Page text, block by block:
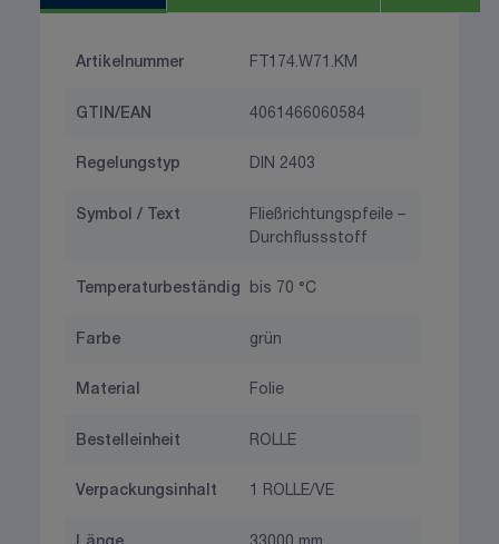
Artikelnummer FT174.W71.KM
GTIN/EAN 4061466060584
Regelungstyp DIN 2403
Symbol / Text
Fließrichtungspfeile –
Durchflussstoff
Temperaturbeständig bis 70 °C
Farbe grün
Material Folie
Bestelleinheit ROLLE
Verpackungsinhalt 1 ROLLE/VE